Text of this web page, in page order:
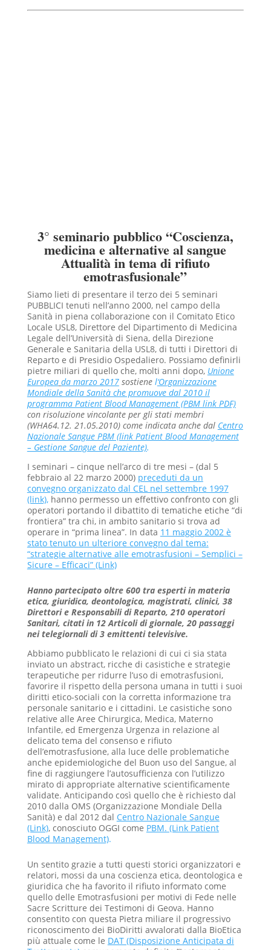
3° seminario pubblico “Coscienza,
medicina e alternative al sangue
Attualità in tema di rifiuto
emotrasfusionale”
Siamo lieti di presentare il terzo dei 5 seminari
PUBBLICI tenuti nell’anno 2000, nel campo della
Sanità in piena collaborazione con il Comitato Etico
Locale USL8, Direttore del Dipartimento di Medicina
Legale dell’Università di Siena, della Direzione
Generale e Sanitaria della USL8, di tutti i Direttori di
Reparto e di Presidio Ospedaliero. Possiamo definirli
pietre miliari di quello che, molti anni dopo, Unione
Europea da marzo 2017sostienel‘Organizzazione
Mondiale della Sanità che promuove dal 2010 il
programma Patient Blood Management (PBM link PDF)
con risoluzione vincolante per gli stati membri
(WHA64.12. 21.05.2010) come indicata anche dal Centro
Nazionale Sangue PBM (link Patient Blood Management
– Gestione Sangue del Paziente).
I seminari – cinque nell’arco di tre mesi – (dal 5
febbraio al 22 marzo 2000) preceduti da un
convegno organizzato dal CEL nel settembre 1997
(link),hanno permesso un effettivo confronto con gli
operatori portando il dibattito di tematiche etiche “di
frontiera” tra chi, in ambito sanitario si trova ad
operare in “prima linea”. In data 11 maggio 2002 è
stato tenuto un ulteriore convegno dal tema:
“strategie alternative alle emotrasfusioni – Semplici –
Sicure – Efficaci” (Link)
Hanno partecipato oltre 600 tra esperti in materia
etica, giuridica, deontologica, magistrati, clinici, 38
Direttori e Responsabili di Reparto, 210 operatori
Sanitari, citati in 12 Articoli di giornale, 20 passaggi
nei telegiornali di 3 emittenti televisive.
Abbiamo pubblicato le relazioni di cui ci sia stata
inviato un abstract, ricche di casistiche e strategie
terapeutiche per ridurre l’uso di emotrasfusioni,
favorire il rispetto della persona umana in tutti i suoi
diritti etico-sociali con la corretta informazione tra
personale sanitario e i cittadini. Le casistiche sono
relative alle Aree Chirurgica, Medica, Materno
Infantile, ed Emergenza Urgenza in relazione al
delicato tema del consenso e rifiuto
dell’emotrasfusione, alla luce delle problematiche
anche epidemiologiche del Buon uso del Sangue, al
fine di raggiungere l’autosufficienza con l’utilizzo
mirato di appropriate alternative scientificamente
validate. Anticipando così quello che è richiesto dal
2010 dalla OMS (Organizzazione Mondiale Della
Sanità) e dal 2012 dal Centro Nazionale Sangue
(Link), conosciuto OGGI come PBM. (Link Patient
Blood Management).
Un sentito grazie a tutti questi storici organizzatori e
relatori, mossi da una coscienza etica, deontologica e
giuridica che ha favorito il rifiuto informato come
quello delle Emotrasfusioni per motivi di Fede nelle
Sacre Scritture dei Testimoni di Geova. Hanno
consentito con questa Pietra miliare il progressivo
riconoscimento dei BioDiritti avvalorati dalla BioEtica
più attuale come le DAT (Disposizione Anticipata di